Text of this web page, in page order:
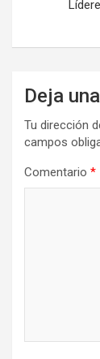
Deja
Tu dirección
campos
Comentario *